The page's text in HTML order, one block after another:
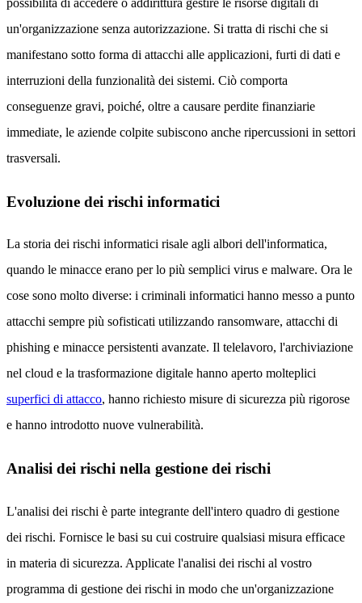
possibilità di accedere o addirittura gestire le risorse digitali di
un'organizzazione senza autorizzazione. Si tratta di rischi che si
manifestano sotto forma di attacchi alle applicazioni, furti di dati e
interruzioni della funzionalità dei sistemi. Ciò comporta
conseguenze gravi, poiché, oltre a causare perdite finanziarie
immediate, le aziende colpite subiscono anche ripercussioni in settori
trasversali.
Evoluzione dei rischi informatici
La storia dei rischi informatici risale agli albori dell'informatica,
quando le minacce erano per lo più semplici virus e malware. Ora le
cose sono molto diverse: i criminali informatici hanno messo a punto
attacchi sempre più sofisticati utilizzando ransomware, attacchi di
phishing e minacce persistenti avanzate. Il telelavoro, l'archiviazione
nel cloud e la trasformazione digitale hanno aperto molteplici
superfici di attacco, hanno richiesto misure di sicurezza più rigorose
e hanno introdotto nuove vulnerabilità.
Analisi dei rischi nella gestione dei rischi
L'analisi dei rischi è parte integrante dell'intero quadro di gestione
dei rischi. Fornisce le basi su cui costruire qualsiasi misura efficace
in materia di sicurezza. Applicate l'analisi dei rischi al vostro
programma di gestione dei rischi in modo che un'organizzazione